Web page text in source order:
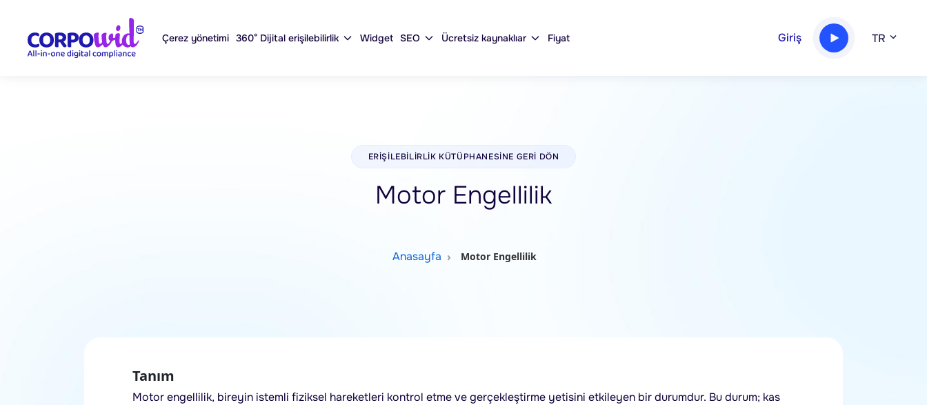
Çerez yönetimi 360° Dijital erişilebilirlik Widget SEO Ücretsiz kaynaklıar Fiyat Giriş TR
ERIŞILEBILIRLIK KÜTÜPHANESINE GERI DÖN
Motor Engellilik
Anasayfa Motor Engellilik
Tanım
Motor engellilik, bireyin istemli fiziksel hareketleri kontrol etme ve gerçekleştirme yetisini etkileyen bir durumdur. Bu durum; kas